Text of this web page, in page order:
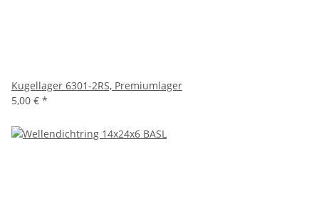
Kugellager 6301-2RS, Premiumlager
5,00 € *